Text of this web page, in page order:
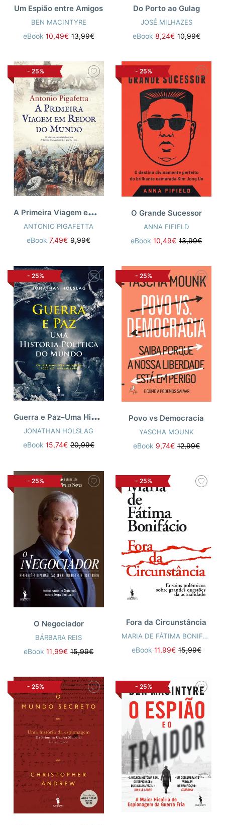
Um Espião entre Amigos
BEN MACINTYRE
eBook 10,49€ 13,99€
Do Porto ao Gulag
JOSÉ MILHAZES
eBook 8,24€ 10,99€
- 25%
A
Primeira Viagem em Redor Mundo
ANTONIO PIGAFETTA
eBook7,49€ 9,99€
- 25%
O Grande Sucessor
ANNA FIFIELD
eBook10,49€ 13,99€
- 25%
G
uerra e Paz–Uma História Política
JONATHAN HOLSLAG
eBook 15,74€ 20,99€
- 25%
Povo vs Democracia
YASCHA MOUNK
eBook 9,74€ 12,99€
- 25%
O Negociador
BÁRBARA REIS
eBook11,99€ 15,99€
- 25%
Fora da Circunstância
MARIA DE FÁTIMA BONIFÁCIO
eBook 11,99€ 15,99€
- 25% - 25%